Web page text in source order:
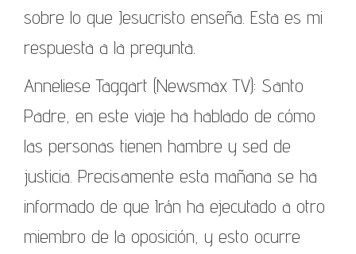
sobre lo que Jesucristo enseña. Esta es mi
respuesta a la pregunta.
Anneliese Taggart (Newsmax TV): Santo
Padre, en este viaje ha hablado de cómo
las personas tienen hambre y sed de
justicia. Precisamente esta mañana se ha
informado de que Irán ha ejecutado a otro
miembro de la oposición, y esto ocurre